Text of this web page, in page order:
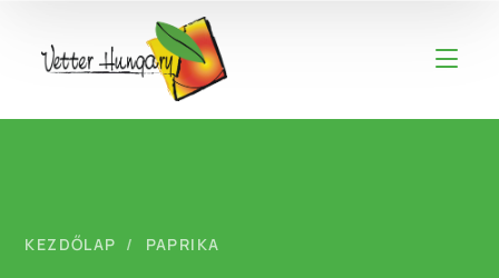
KEZDŐLAP PAPRIKA